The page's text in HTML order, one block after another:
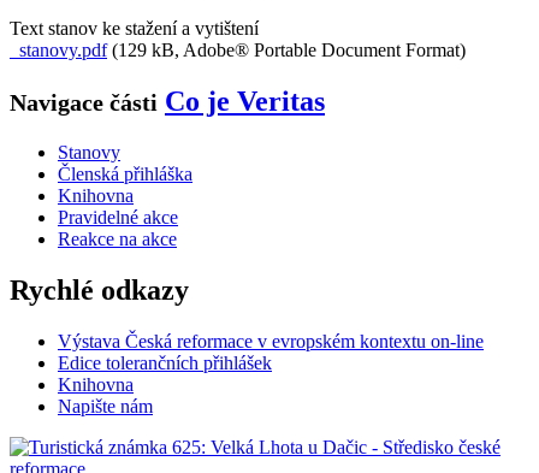
Text stanov ke stažení a vytištení
stanovy.pdf(129 kB, Adobe® Portable Document Format)
Navigace části Co je Veritas
Stanovy
Členská přihláška
Knihovna
Pravidelné akce
Reakce na akce
Rychlé odkazy
Výstava Česká reformace v evropském kontextu on-line
Edice tolerančních přihlášek
Knihovna
Napište nám